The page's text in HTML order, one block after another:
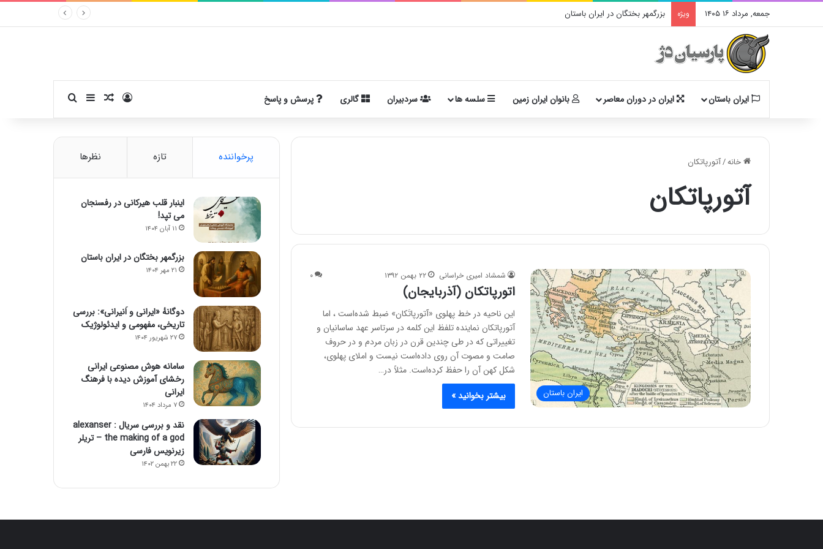
جمعه, مرداد ۱۶ ۱۴۰۵ ویژه بزرگمهر بختگان در ایران باستان
ایران باستان ایران در دوران معاصر بانوان ایران زمین سلسه ها سردبیران گالری پرسش و پاسخ ورودنوشته تصادفی
سایدبارجستجو برای
خانه/آتورپاتکان
آتورپاتکان
ایران باستان
شمشاد امیری خراسانی ۲۲ بهمن ۱۳۹۲ ۰
اتورپاتکان (آذربایجان)
این ناحیه در خط پهلوی «آتورپاتَکان» ضبط شده‌است ، اما
آتورپاتکان نماینده تلفظ این کلمه در سرتاسر عهد ساسانیان و
تغییراتی که در طی چندین قرن در زبان مردم و در حروف
صامت و مصوت آن روی داده‌است نیست و املای پهلوی،
شکل کهن آن را حفظ کرده‌است. مثلاً در…
بیشتر بخوانید »
پرخواننده تازه نظرها
اینبار قلب هیرکانی در رفسنجان
می تپد!
۱۱ آبان ۱۴۰۴
بزرگمهر بختگان در ایران باستان
۲۱ مهر ۱۴۰۴
دوگانهٔ «ایرانی و اَنیرانی»: بررسی
تاریخی، مفهومی و ایدئولوژیک
۲۷ شهریور ۱۴۰۴
سامانه هوش مصنوعی ایرانی
رخشای آموزش دیده با فرهنگ
ایرانی
۷ مرداد ۱۴۰۴
نقد و بررسی سریال alexanser :
the making of a god – تریلر
زیرنویس فارسی
۲۲ بهمن ۱۴۰۲